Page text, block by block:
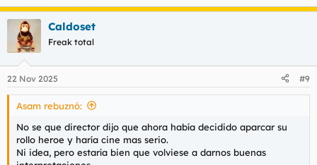
Caldoset
Freak total
22 Nov 2025 #9
Asam rebuznó:
No se que director dijo que ahora había decidido aparcar su
rollo heroe y haría cine mas serio.
Ni idea, pero estaría bien que volviese a darnos buenas